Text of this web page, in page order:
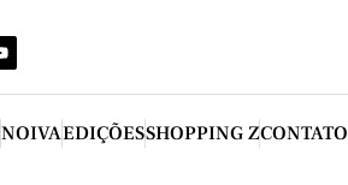
NOIVAEDIÇÕESSHOPPING ZCONTATO